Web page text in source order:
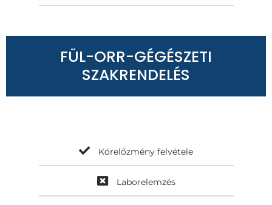
FÜL-ORR-GÉGÉSZETI
SZAKRENDELÉS
Kórelőzmény felvétele
Laborelemzés